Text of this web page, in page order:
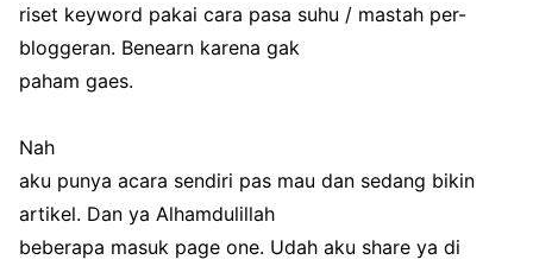
riset keyword pakai cara pasa suhu / mastah per-
bloggeran. Benearn karena gak
paham gaes.
Nah
aku punya acara sendiri pas mau dan sedang bikin
artikel. Dan ya Alhamdulillah
beberapa masuk page one. Udah aku share ya di